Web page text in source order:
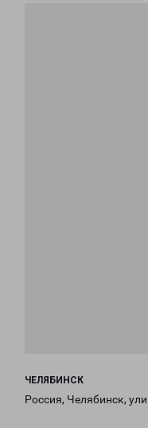
ЧЕЛЯБИНСК
Россия, Челябинск,